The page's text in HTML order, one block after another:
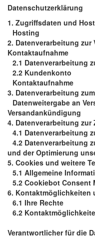
Datenschutzerklärung
1. Zugriffsdaten und
Hosting
2. Datenverarbeitung
Kontaktaufnahme
2.1 Datenverarbeitung
2.2 Kundenkonto
Kontaktaufnahme
3. Datenverarbeitung
Datenweitergabe an
Versandankündigung
4. Datenverarbeitung
4.1 Datenverarbeitung
4.2 Datenverarbeitung
und der Optimierung
5. Cookies und weitere
5.1 Allgemeine
5.2 Cookiebot Consent
6. Kontaktmöglichkeiten
6.1 Ihre Rechte
6.2
Verantwortlicher für die